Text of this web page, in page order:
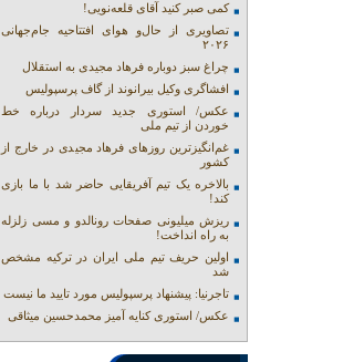
کمی صبر کنید آقای قلعه‌نویی!
تصاویری از حال‌و هوای افتتاحیه جام‌جهانی
۲۰۲۶
چراغ سبز دوباره فرهاد مجیدی به استقلال
افشاگری وکیل بیرانوند از گاف‌ پرسپولیس
عکس/ استوری جدید سردار درباره خط
خوردن از تیم ملی
غم‌انگیزترین روزهای فرهاد مجیدی در خارج از
کشور
بالاخره یک تیم آفریقایی حاضر شد با ما بازی
کند!
ریزش میلیونی صفحات رونالدو و مسی زلزله
به راه انداخت!
اولین حریف تیم ملی ایران در ترکیه مشخص
شد
تاجرنیا: پیشنهاد پرسپولیس مورد تایید ما نیست
عکس/ استوری کنایه آمیز محمدحسین میثاقی